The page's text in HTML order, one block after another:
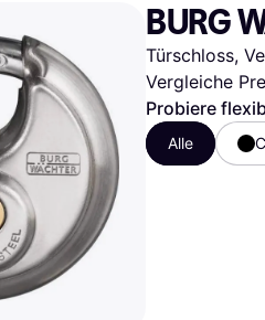
Sofort bezahlen
Bezahle in 3
Teilzahlungen
Bezahle in bis zu 30
Tagen
Ratenzahlung
H&M
Temu
Alle Shops
BURG
Türschloss,
Vergleiche
Probiere
Alle